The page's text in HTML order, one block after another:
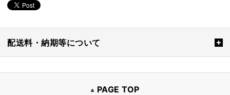
配送料・納期等について
PAGE TOP